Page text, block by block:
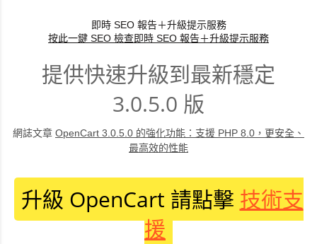
即時 SEO 報告＋升級提示服務
按此一鍵 SEO 檢查即時 SEO 報告＋升級提示服務
提供快速升級到最新穩定
3.0.5.0 版
網誌文章 OpenCart 3.0.5.0 的強化功能：支援 PHP 8.0，更安全、
最高效的性能
升級 OpenCart 請點擊 技術支
援